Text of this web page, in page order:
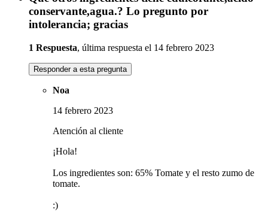
conservante,agua.? Lo pregunto por
intolerancia; gracias
1 Respuesta, última respuesta el 14 febrero 2023
Responder a esta pregunta
Noa
14 febrero 2023
Atención al cliente
¡Hola!
Los ingredientes son: 65% Tomate y el resto zumo de
tomate.
:)